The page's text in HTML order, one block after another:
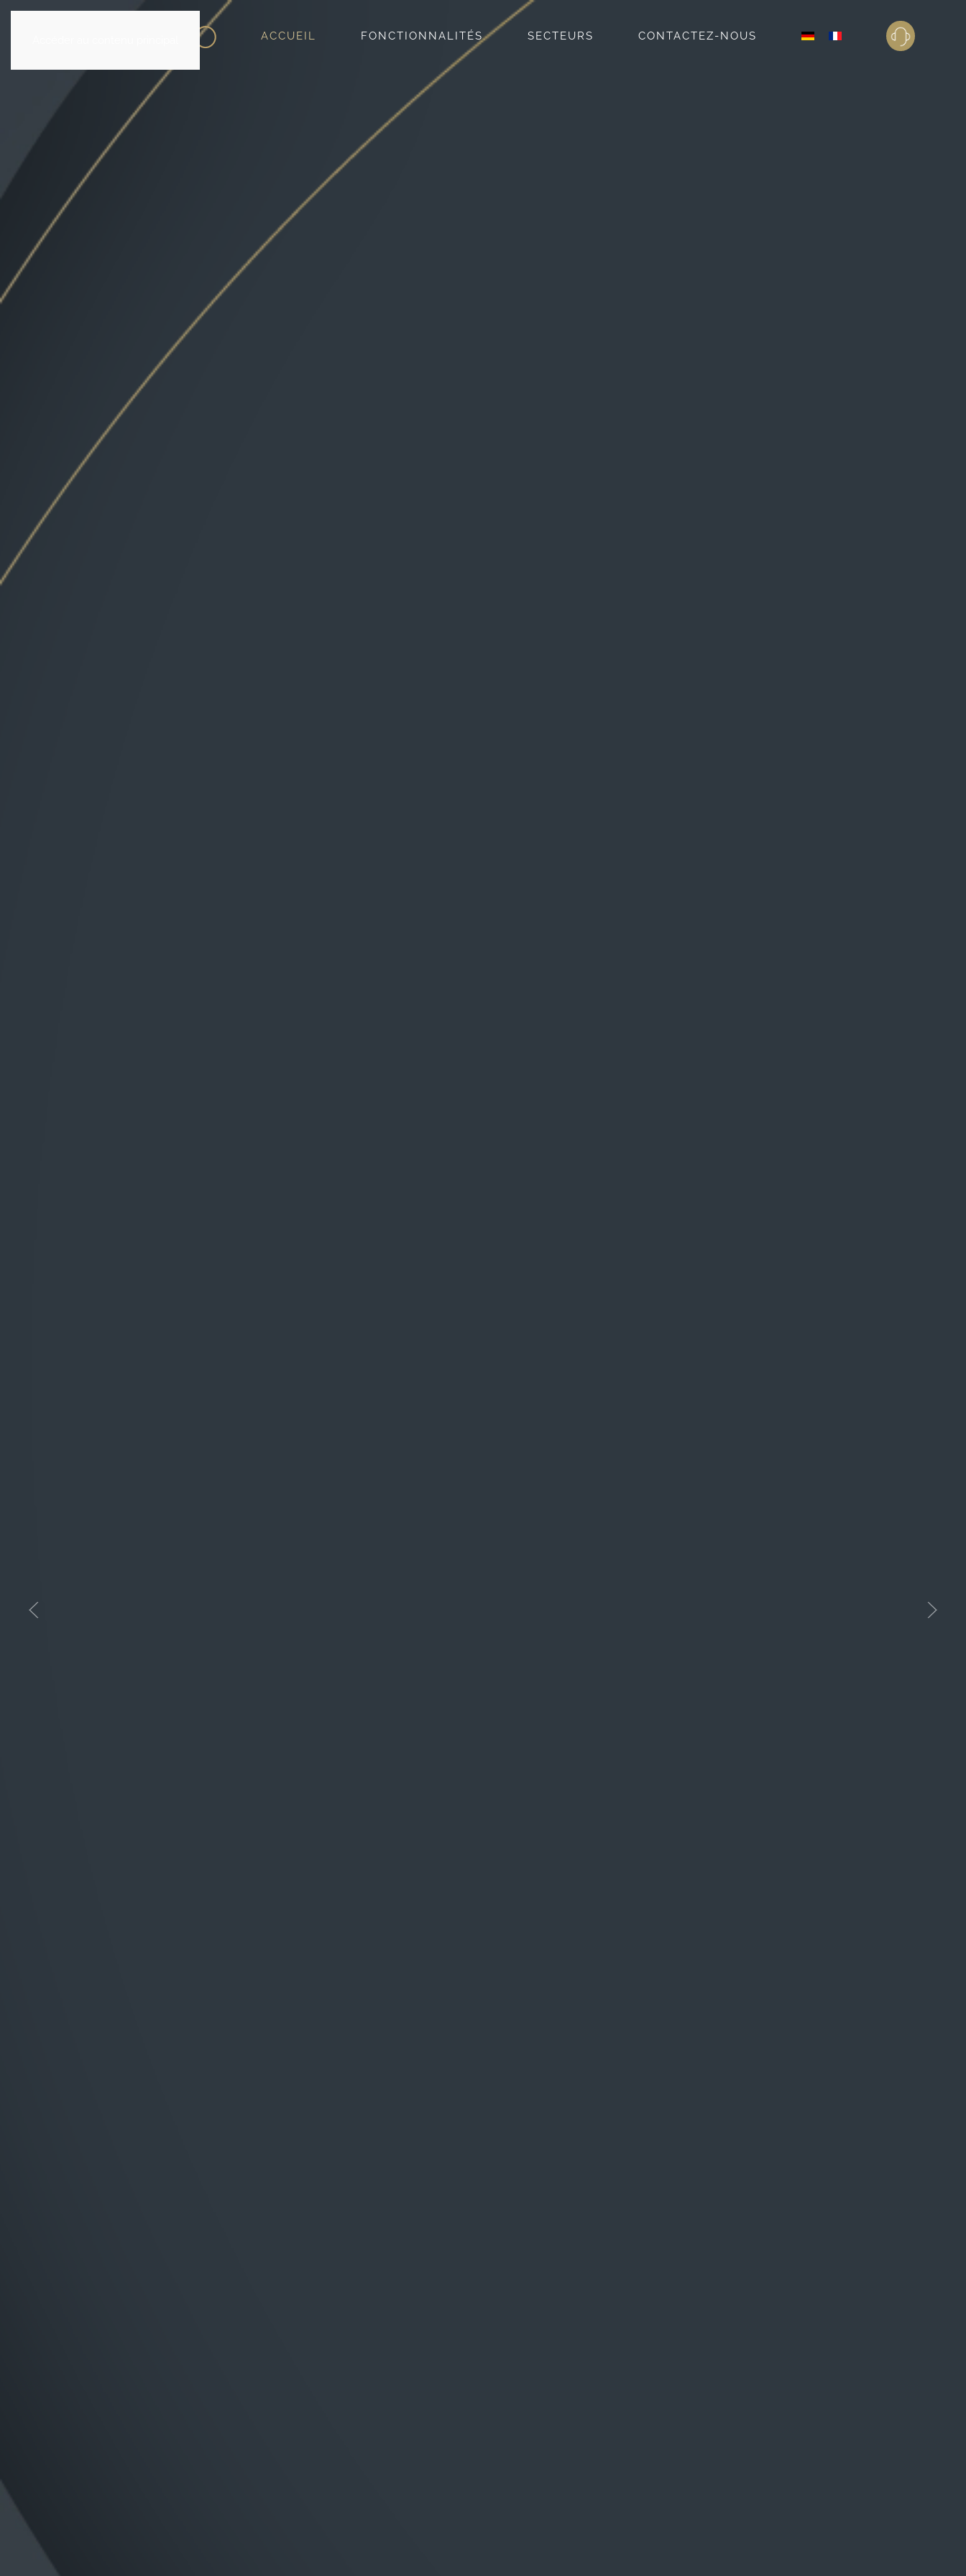
ACCUEIL FONCTIONNALITÉS SECTEURS CONTACTEZ-NOUS